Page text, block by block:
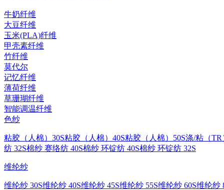
牛奶纤维
大豆纤维
玉米(PLA)纤维
甲壳素纤维
竹纤维
莫代尔
记忆纤维
薄荷纤维
草珊瑚纤维
智能调温纤维
色纱
粘胶（人棉）30S粘胶（人棉）40S粘胶（人棉）50S涤/粘（TR
纺 32S棉纱 赛络纺 40S棉纱 环锭纺 40S棉纱 环锭纺 32S
维纶纱
维纶纱 30S维纶纱 40S维纶纱 45S维纶纱 55S维纶纱 60S维纶纱